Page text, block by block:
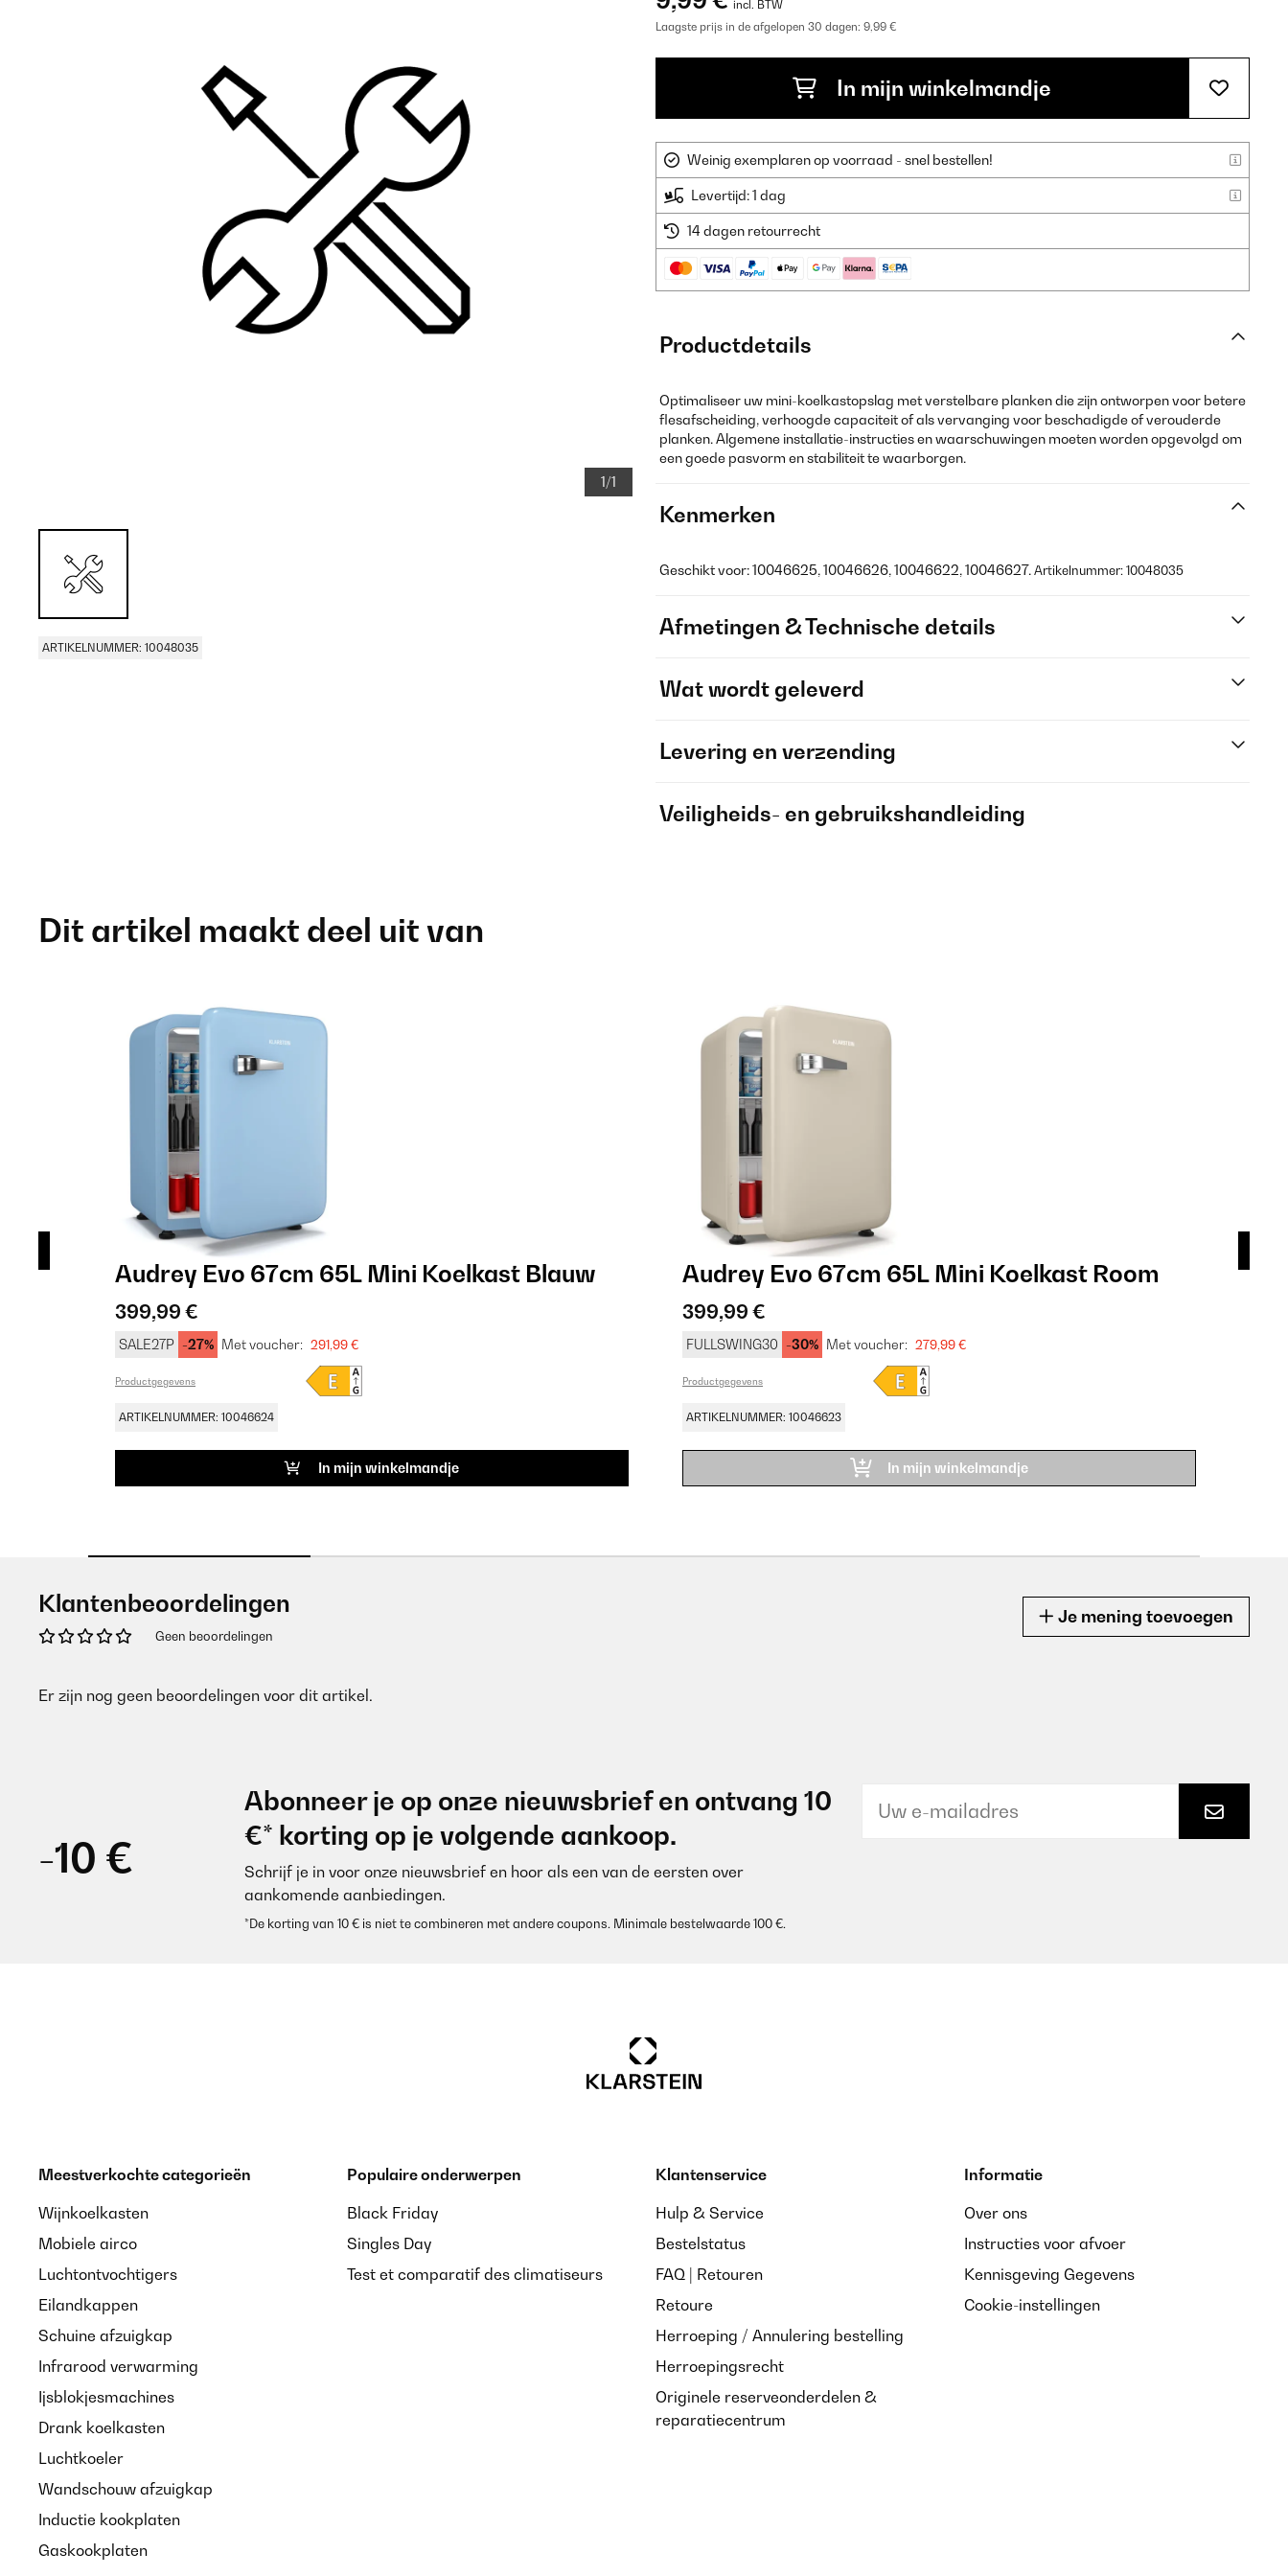
1/1
ARTIKELNUMMER: 10048035
incl. BTW
Laagste prijs in de afgelopen 30 dagen: 9,99 €
In mijn winkelmandje
Weinig exemplaren op voorraad - snel bestellen!
Levertijd: 1 dag
14 dagen retourrecht
Productdetails
Optimaliseer uw mini-koelkastopslag met verstelbare planken die zijn ontworpen voor betere
flesafscheiding, verhoogde capaciteit of als vervanging voor beschadigde of verouderde
planken. Algemene installatie-instructies en waarschuwingen moeten worden opgevolgd om
een goede pasvorm en stabiliteit te waarborgen.
Kenmerken
Geschikt voor: 10046625, 10046626, 10046622, 10046627.Artikelnummer: 10048035
Afmetingen & Technische details
Wat wordt geleverd
Levering en verzending
Veiligheids- en gebruikshandleiding
Dit artikel maakt deel uit van
Audrey Evo 67cm 65L Mini Koelkast Blauw
399,99 €
SALE27P -27% Met voucher: 291,99 €
Productgegevens
ARTIKELNUMMER: 10046624
In mijn winkelmandje
Audrey Evo 67cm 65L Mini Koelkast Room
399,99 €
FULLSWING30 -30% Met voucher: 279,99 €
Productgegevens
ARTIKELNUMMER: 10046623
In mijn winkelmandje
Klantenbeoordelingen
Geen beoordelingen
Je mening toevoegen
Er zijn nog geen beoordelingen voor dit artikel.
-10 €
Abonneer je op onze nieuwsbrief en ontvang 10
€* korting op je volgende aankoop.
Schrijf je in voor onze nieuwsbrief en hoor als een van de eersten over
aankomende aanbiedingen.
*De korting van 10 € is niet te combineren met andere coupons. Minimale bestelwaarde 100 €.
Meestverkochte categorieën
Wijnkoelkasten
Mobiele airco
Luchtontvochtigers
Eilandkappen
Schuine afzuigkap
Infrarood verwarming
Ijsblokjesmachines
Drank koelkasten
Luchtkoeler
Wandschouw afzuigkap
Inductie kookplaten
Gaskookplaten
Populaire onderwerpen
Black Friday
Singles Day
Test et comparatif des climatiseurs
Klantenservice
Hulp & Service
Bestelstatus
FAQ | Retouren
Retoure
Herroeping / Annulering bestelling
Herroepingsrecht
Originele reserveonderdelen &
reparatiecentrum
Informatie
Over ons
Instructies voor afvoer
Kennisgeving Gegevens
Cookie-instellingen